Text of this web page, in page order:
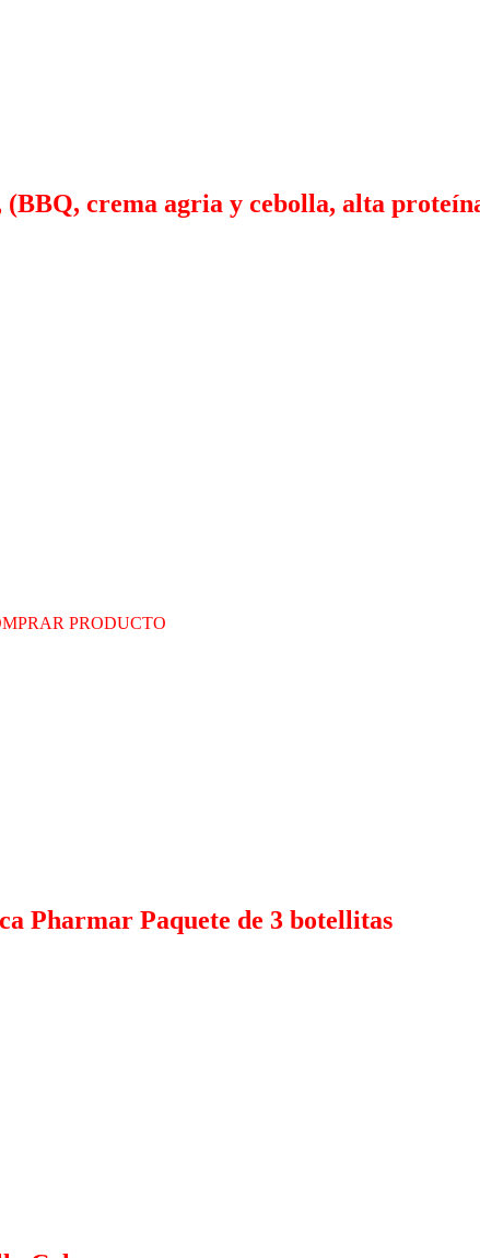
crema agria y cebolla, alta
PRODUCTO
Pharmar Paquete de 3 botellitas